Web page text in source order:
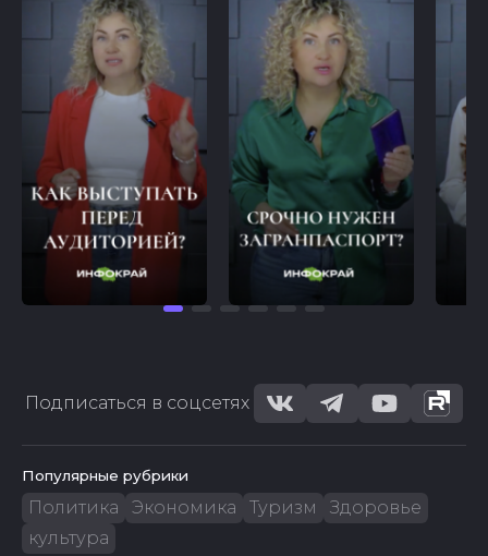
Подписаться в соцсетях
Популярные рубрики
Политика Экономика Туризм
Здоровье
культура